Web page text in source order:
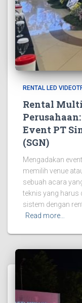
RENTAL LED
Rental
Event PT
(SGN)
Mengadakan
memilih venue
sebuah acara
teknis yang harus
sistem dengan
Read more…